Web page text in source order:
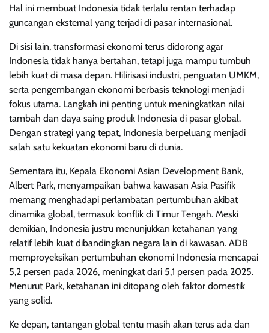
Hal ini membuat Indonesia tidak terlalu rentan terhadap
guncangan eksternal yang terjadi di pasar internasional.
Di sisi lain, transformasi ekonomi terus didorong agar
Indonesia tidak hanya bertahan, tetapi juga mampu tumbuh
lebih kuat di masa depan. Hilirisasi industri, penguatan UMKM,
serta pengembangan ekonomi berbasis teknologi menjadi
fokus utama. Langkah ini penting untuk meningkatkan nilai
tambah dan daya saing produk Indonesia di pasar global.
Dengan strategi yang tepat, Indonesia berpeluang menjadi
salah satu kekuatan ekonomi baru di dunia.
Sementara itu, Kepala Ekonomi Asian Development Bank,
Albert Park, menyampaikan bahwa kawasan Asia Pasifik
memang menghadapi perlambatan pertumbuhan akibat
dinamika global, termasuk konflik di Timur Tengah. Meski
demikian, Indonesia justru menunjukkan ketahanan yang
relatif lebih kuat dibandingkan negara lain di kawasan. ADB
memproyeksikan pertumbuhan ekonomi Indonesia mencapai
5,2 persen pada 2026, meningkat dari 5,1 persen pada 2025.
Menurut Park, ketahanan ini ditopang oleh faktor domestik
yang solid.
Ke depan, tantangan global tentu masih akan terus ada dan